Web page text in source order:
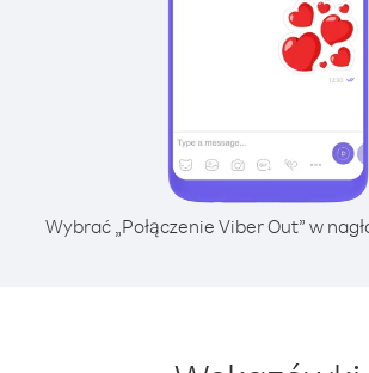
Wybrać „Połączenie Viber Out” w